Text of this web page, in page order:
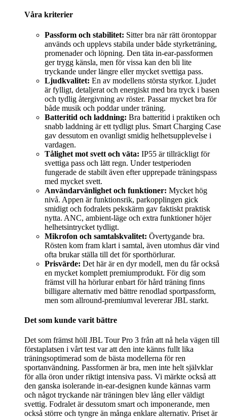
Våra kriterier
Passform och stabilitet: Sitter bra när rätt örontoppar
används och upplevs stabila under både styrketräning,
promenader och löpning. Den täta in-ear-passformen
ger trygg känsla, men för vissa kan den bli lite
tryckande under längre eller mycket svettiga pass.
Ljudkvalitet: En av modellens största styrkor. Ljudet
är fylligt, detaljerat och energiskt med bra tryck i basen
och tydlig återgivning av röster. Passar mycket bra för
både musik och poddar under träning.
Batteritid och laddning: Bra batteritid i praktiken och
snabb laddning är ett tydligt plus. Smart Charging Case
gav dessutom en ovanligt smidig helhetsupplevelse i
vardagen.
Tålighet mot svett och väta: IP55 är tillräckligt för
svettiga pass och lätt regn. Under testperioden
fungerade de stabilt även efter upprepade träningspass
med mycket svett.
Användarvänlighet och funktioner: Mycket hög
nivå. Appen är funktionsrik, parkopplingen gick
smidigt och fodralets pekskärm gav faktiskt praktisk
nytta. ANC, ambient-läge och extra funktioner höjer
helhetsintrycket tydligt.
Mikrofon och samtalskvalitet: Övertygande bra.
Rösten kom fram klart i samtal, även utomhus där vind
ofta brukar ställa till det för sporthörlurar.
Prisvärde: Det här är en dyr modell, men du får också
en mycket komplett premiumprodukt. För dig som
främst vill ha hörlurar enbart för hård träning finns
billigare alternativ med bättre renodlad sportpassform,
men som allround-premiumval levererar JBL starkt.
Det som kunde varit bättre
Det som främst höll JBL Tour Pro 3 från att nå hela vägen till
förstaplatsen i vårt test var att den inte känns fullt lika
träningsoptimerad som de bästa modellerna för ren
sportanvändning. Passformen är bra, men inte helt självklar
för alla öron under riktigt intensiva pass. Vi märkte också att
den ganska isolerande in-ear-designen kunde kännas varm
och något tryckande när träningen blev lång eller väldigt
svettig. Fodralet är dessutom smart och imponerande, men
också större och tyngre än många enklare alternativ. Priset är